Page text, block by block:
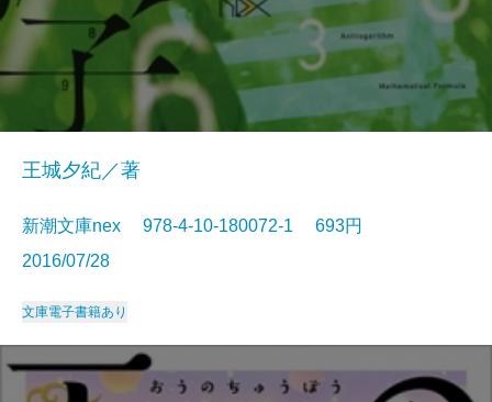
王城夕紀／著
新潮文庫nex 978-4-10-180072-1 693円
2016/07/28
文庫電子書籍あり